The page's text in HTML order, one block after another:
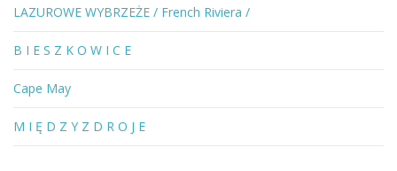
ł
o
w
o
l
u
b
f
LAZUROWE WYBRZEŻE / French Riviera /
B I E S Z K O W I C E
Cape May
M I Ę D Z Y Z D R O J E